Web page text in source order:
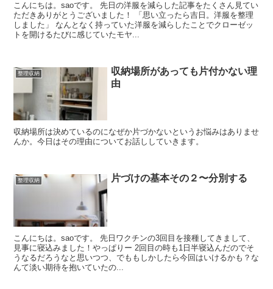
こんにちは。saoです。 先日の洋服を減らした記事をたくさん見てい
ただきありがとうございました！ 「思い立ったら吉日。洋服を整理
しました」 なんとなく持っていた洋服を減らしたことでクローゼッ
トを開けるたびに感じていたモヤ...
整理収納
収納場所があっても片付かない理
由
収納場所は決めているのになぜか片づかないというお悩みはありませ
んか。今日はその理由についてお話ししていきます。
整理収納 片づけの基本その２〜分別する
こんにちは。saoです。 先日ワクチンの3回目を接種してきまして、
見事に寝込みました！やっぱりー 2回目の時も1日半寝込んだのでそ
うなるだろうなと思いつつ、でももしかしたら今回はいけるかも？な
んて淡い期待を抱いていたの...